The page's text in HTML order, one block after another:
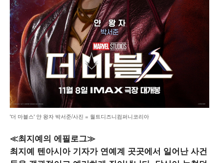
'더 마블스' 얀 왕자 박서준/사진 = 월트디즈니컴퍼니코리아
≪최지예의 에필로그≫
최지예 텐아시아 기자가 연예계 곳곳에서 일어난 사건